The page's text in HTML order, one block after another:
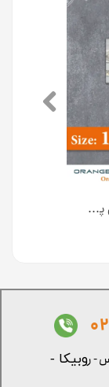
گلویی 10 سانت زیگزاک کد 213 جنس پی وی سی [انبار اصفهان]
- روبیکا -